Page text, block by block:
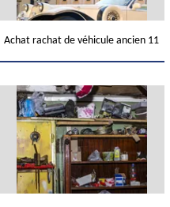
Achat rachat de véhicule ancien 11